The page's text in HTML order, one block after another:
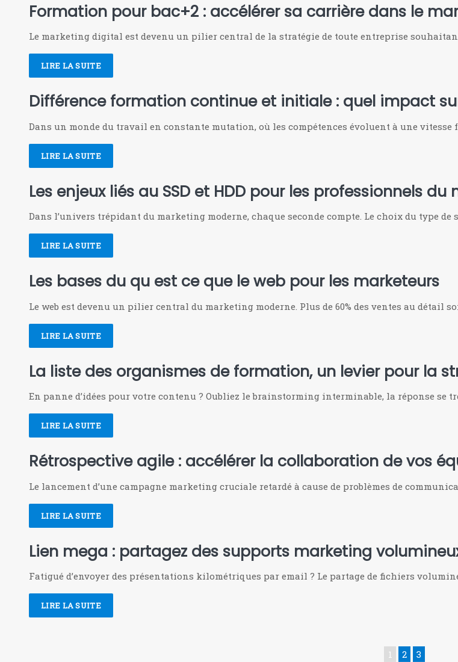
Formation pour bac+2 : accélérer sa carrière dans le
Le marketing digital est devenu un pilier central de la stratégie de toute entreprise
LIRE LA SUITE
Différence formation continue et initiale : quel impact
Dans un monde du travail en constante mutation, où les compétences évoluent à une vitesse
LIRE LA SUITE
Les enjeux liés au SSD et HDD pour les professionnels du
Dans l’univers trépidant du marketing moderne, chaque seconde compte. Le choix du type
LIRE LA SUITE
Les bases du qu est ce que le web pour les marketeurs
Le web est devenu un pilier central du marketing moderne. Plus de 60% des ventes au détail
LIRE LA SUITE
La liste des organismes de formation, un levier pour la
En panne d’idées pour votre contenu ? Oubliez le brainstorming interminable, la réponse se
LIRE LA SUITE
Rétrospective agile : accélérer la collaboration de vos
Le lancement d’une campagne marketing cruciale retardé à cause de problèmes de
LIRE LA SUITE
Lien mega : partagez des supports marketing
Fatigué d’envoyer des présentations kilométriques par email ? Le partage de fichiers
LIRE LA SUITE
1 2 3